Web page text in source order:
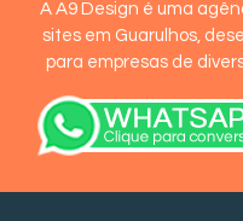
A A9 Design é uma
sites em Guarulhos,
para empresas de